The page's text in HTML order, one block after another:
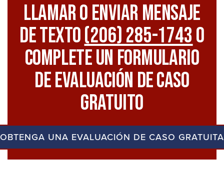
Llamar O Enviar Mensaje
De Texto(206) 285-1743O
Complete Un Formulario
De Evaluación De Caso
Gratuito
OBTENGA UNA EVALUACIÓN DE CASO GRATUITA